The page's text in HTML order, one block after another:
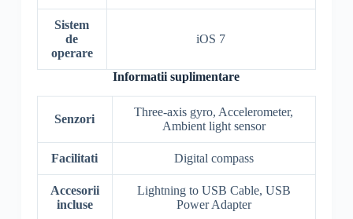
Sistem
de
operare
iOS 7
Informatii suplimentare
Senzori
Three-axis gyro, Accelerometer,
Ambient light sensor
Facilitati Digital compass
Accesorii
incluse
Lightning to USB Cable, USB
Power Adapter